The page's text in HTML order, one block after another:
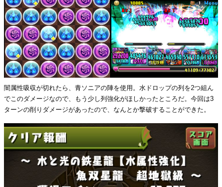
闇属性吸収が切れたら、青ソニアの陣を使用。水ドロップの列を2つ組ん
でこのダメージなので、もう少し列強化がほしかったところだ。今回は3
ターンの削りダメージがあったので、なんとか撃破することができた。